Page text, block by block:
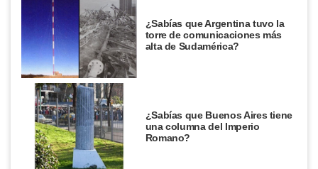
¿Sabías que Argentina tuvo la
torre de comunicaciones más
alta de Sudamérica?
¿Sabías que Buenos Aires tiene
una columna del Imperio
Romano?